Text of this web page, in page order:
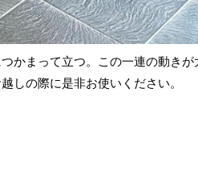
かまって立つ。この一連の動きが
しの際に是非お使いください。